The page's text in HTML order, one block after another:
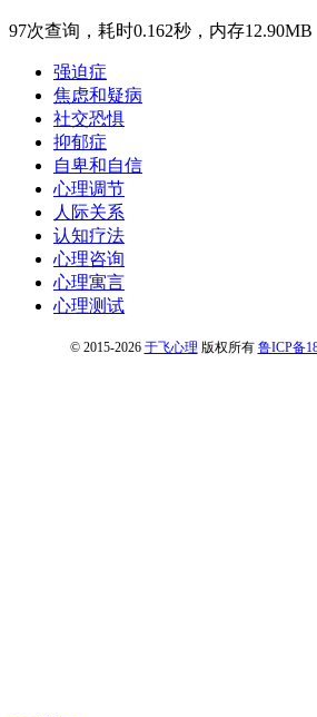
97次查询，耗时0.162秒，内存12.90MB
强迫症
焦虑和疑病
社交恐惧
抑郁症
自卑和自信
心理调节
人际关系
认知疗法
心理咨询
心理寓言
心理测试
© 2015-2026 于飞心理 版权所有 鲁ICP备